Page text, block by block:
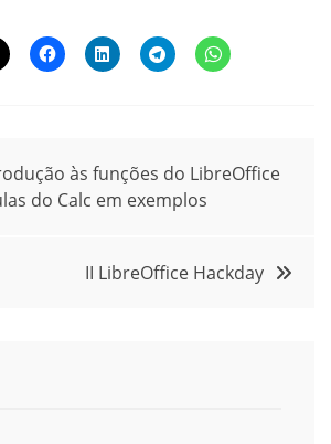
às funções do LibreOffice
do Calc em exemplos
II LibreOffice Hackday